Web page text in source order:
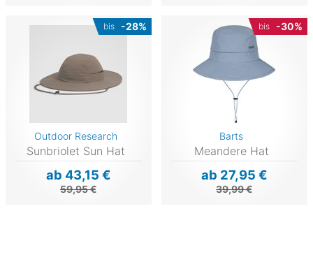
bis -28%
Outdoor Research
Sunbriolet Sun Hat
ab 43,15 €
59,95 €
bis -30%
Barts
Meandere Hat
ab 27,95 €
39,99 €